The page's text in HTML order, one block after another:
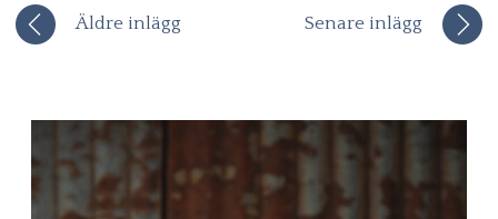
Äldre inlägg Senare inlägg